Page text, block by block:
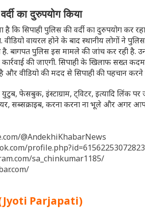
का दुरुपयोग किया
कि सिपाही पुलिस की वर्दी का दुरुपयोग कर
वीडियो वायरल होने के बाद स्थानीय लोगों ने
है. बागपत पुलिस इस मामले की जांच कर रही है.
की जाएगी. सिपाही के खिलाफ सख्त कदम
और वीडियो की मदद से सिपाही की पहचान
फेसबुक, इंस्टाग्राम, ट्विटर, इत्यादि लिंक
सब्सक्राइब, करना करना ना भूले और अगर
@AndekhiKhabarNews
profile.php?id=61562253072823
sa_chinkumar1185/
Parjapati)